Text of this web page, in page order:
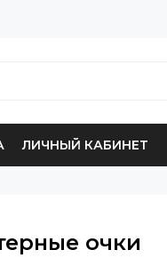
ЛИЧНЫЙ КАБИНЕТ
очки